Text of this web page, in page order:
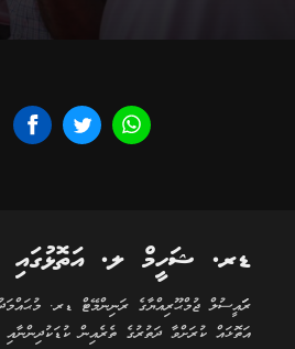
ޑރ. ޝަހީމް ލ. އަތޮޅުގައި
ރަަައީސުލް ޖުމްޙޫރިއްޔާގެ ރަނިންމޭޓް ޑރ.
އަތޮޅައް ކުރަށްވާ ދަތުރުގެ ތެރެއިން